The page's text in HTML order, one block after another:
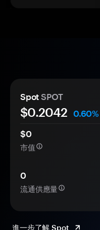
Spot SPOT
$0.2042
0.60%
$0
市值
0
流通供應量
進一步了解 Spot